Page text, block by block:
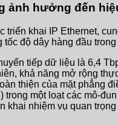
ảnh hưởng đến
khai IP Ethernet,
độ dây hàng đầu
tiếp dữ liệu là 6,4
khả năng mở rộng
thiện của mặt phẳng
trong một loạt các mô-
khai nhiệm vụ quan trọng